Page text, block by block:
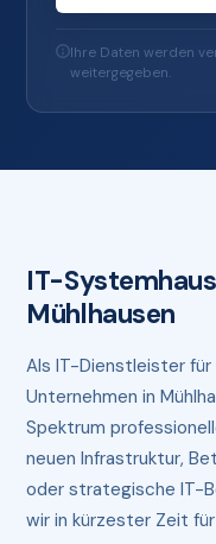
Ihre Daten werden
weitergegeben.
IT-
Mühlhausen
Als IT-Dienstleister
Unternehmen in
Spektrum
neuen Infrastruktur,
oder strategische IT-
wir in kürzester Zeit für